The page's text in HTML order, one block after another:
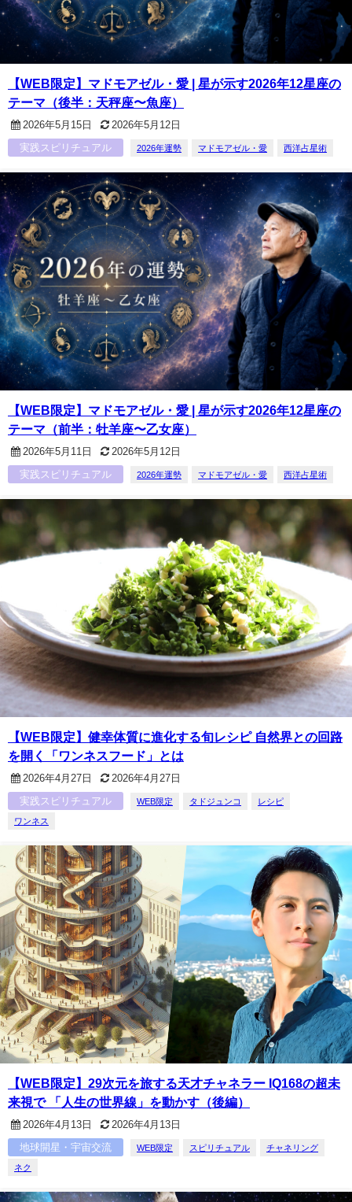
【WEB限定】マドモアゼル・愛 | 星が示す2026年12星座の
テーマ（後半：天秤座〜魚座）
2026年5月15日 2026年5月12日
実践スピリチュアル 2026年運勢 マドモアゼル・愛 西洋占星術
【WEB限定】マドモアゼル・愛 | 星が示す2026年12星座の
テーマ（前半：牡羊座〜乙女座）
2026年5月11日 2026年5月12日
実践スピリチュアル 2026年運勢 マドモアゼル・愛 西洋占星術
【WEB限定】健幸体質に進化する旬レシピ 自然界との回路
を開く「ワンネスフード」とは
2026年4月27日 2026年4月27日
実践スピリチュアル WEB限定 タドジュンコ レシピ
ワンネス
【WEB限定】29次元を旅する天才チャネラー IQ168の超未
来視で 「人生の世界線」を動かす（後編）
2026年4月13日 2026年4月13日
地球開星・宇宙交流 WEB限定 スピリチュアル チャネリング
ネク